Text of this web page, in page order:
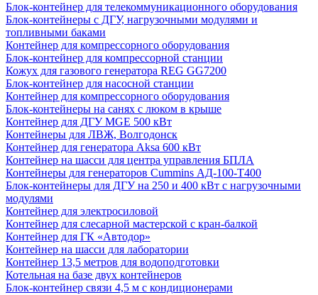
Блок-контейнер для телекоммуникационного оборудования
Блок-контейнеры с ДГУ, нагрузочными модулями и
топливными баками
Контейнер для компрессорного оборудования
Блок-контейнер для компрессорной станции
Кожух для газового генератора REG GG7200
Блок-контейнер для насосной станции
Контейнер для компрессорного оборудования
Блок-контейнеры на санях с люком в крыше
Контейнер для ДГУ MGE 500 кВт
Контейнеры для ЛВЖ, Волгодонск
Контейнер для генератора Aksa 600 кВт
Контейнер на шасси для центра управления БПЛА
Контейнеры для генераторов Cummins АД-100-Т400
Блок-контейнеры для ДГУ на 250 и 400 кВт с нагрузочными
модулями
Контейнер для электросиловой
Контейнер для слесарной мастерской с кран-балкой
Контейнер для ГК «Автодор»
Контейнер на шасси для лаборатории
Контейнер 13,5 метров для водоподготовки
Котельная на базе двух контейнеров
Блок-контейнер связи 4,5 м с кондиционерами